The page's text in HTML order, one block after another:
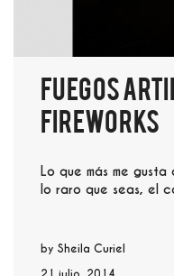
Fuegos
Fireworks
Lo que más me
lo raro que seas, el
by Sheila Curiel